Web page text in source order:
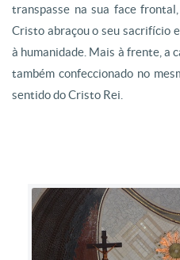
transpasse na sua face
Cristo abraçou o seu sacrifício
à humanidade. Mais à frente, a
também confeccionado no
sentido do Cristo Rei.